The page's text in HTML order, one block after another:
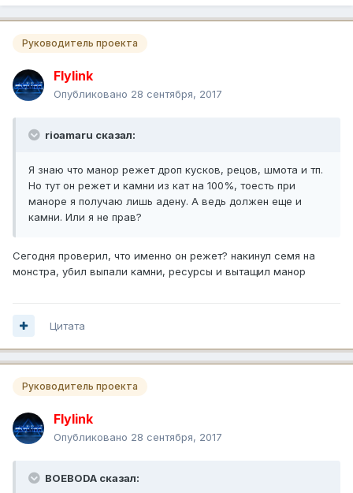
Руководитель проекта
Flylink
Опубликовано 28 сентября, 2017
rioamaru сказал:
Я знаю что манор режет дроп кусков, рецов, шмота и тп.
Но тут он режет и камни из кат на 100%, тоесть при
маноре я получаю лишь адену. А ведь должен еще и
камни. Или я не прав?
Сегодня проверил, что именно он режет? накинул семя на
монстра, убил выпали камни, ресурсы и вытащил манор
Цитата
Руководитель проекта
Flylink
Опубликовано 28 сентября, 2017
BOEBODA сказал: